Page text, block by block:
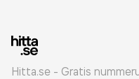
Hitta.se - Gratis